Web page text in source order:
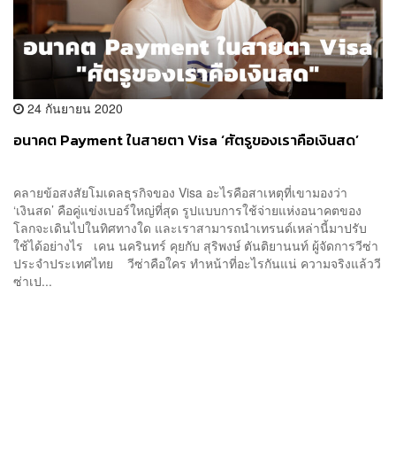
24 กันยายน 2020
อนาคต Payment ในสายตา Visa ‘ศัตรูของเราคือเงินสด’
คลายข้อสงสัยโมเดลธุรกิจของ Visa อะไรคือสาเหตุที่เขามองว่า
‘เงินสด’ คือคู่แข่งเบอร์ใหญ่ที่สุด รูปแบบการใช้จ่ายแห่งอนาคตของ
โลกจะเดินไปในทิศทางใด และเราสามารถนำเทรนด์เหล่านี้มาปรับ
ใช้ได้อย่างไร เคน นครินทร์ คุยกับ สุริพงษ์ ตันติยานนท์ ผู้จัดการวีซ่า
ประจำประเทศไทย วีซ่าคือใคร ทำหน้าที่อะไรกันแน่ ความจริงแล้ววี
ซ่าเป...